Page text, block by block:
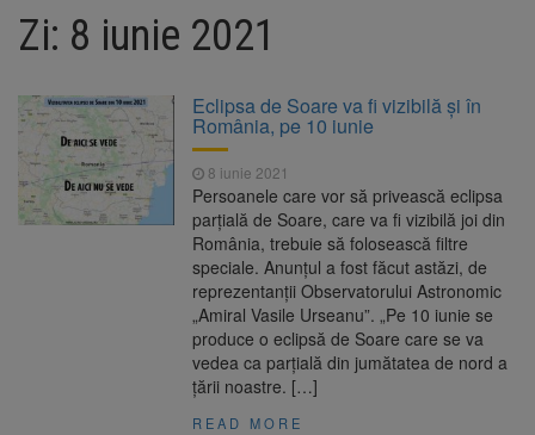
sistarea plăților către Brai-Cata și Comprest.
Motivul: platforme de gunoi neigienizate
Piața Star din Brașov au fost demolate
7 august 2026
Platforma Belvedere de pe
Tâmpa intră în renovare. Contract de peste 1
milion de lei și termen de trei luni
Unul dintre cele mai mari
parcuri ale Brașovului va fi amenajat în
Bartolomeu-Avantgarden. Contractul a fost
Trafic blocat pe DN1E Brașov
– Poiana Brașov după un accident. Două
persoane primesc îngrijiri medicale
Zi: 8 iunie 2021
Eclipsa de Soare va fi vizibilă şi în
România, pe 10 iunie
8 iunie 2021
Persoanele care vor să privească eclipsa
parțială de Soare, care va fi vizibilă joi din
România, trebuie să folosească filtre
speciale. Anunţul a fost făcut astăzi, de
reprezentanții Observatorului Astronomic
„Amiral Vasile Urseanu”. „Pe 10 iunie se
produce o eclipsă de Soare care se va
vedea ca parțială din jumătatea de nord a
țării noastre. […]
READ MORE